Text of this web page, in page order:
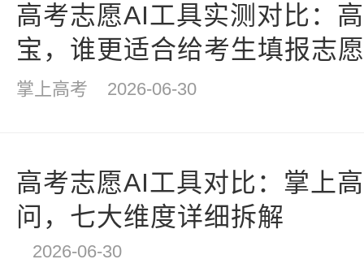
高考志愿AI工具实测对比：
宝，谁更适合给考生填报志
掌上高考 2026-06-30
高考志愿AI工具对比：掌上
问，七大维度详细拆解
2026-06-30